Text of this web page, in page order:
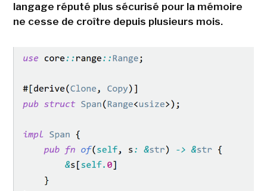
langage réputé plus sécurisé pour la mémoire
ne cesse de croître depuis plusieurs mois.